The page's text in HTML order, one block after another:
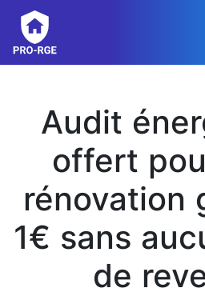
Audit
offert
rénovation
1€ sans
de